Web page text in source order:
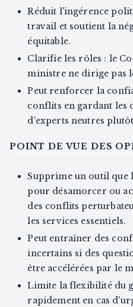
Réduit l'ingérence
travail et soutient la
équitable.
Clarifie les rôles : le
ministre ne dirige pas
Peut renforcer la
conflits en gardant les
d'experts neutres
POINT DE VUE DES
Supprime un outil
pour désamorcer ou
des conflits
les services essentiels.
Peut entraîner des
incertains si des
être accélérées par le
Limite la flexibilité du
rapidement en cas